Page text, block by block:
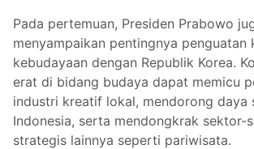
Pada pertemuan, Presiden Prabowo
menyampaikan pentingnya penguatan
kebudayaan dengan Republik Korea.
erat di bidang budaya dapat memicu
industri kreatif lokal, mendorong daya
Indonesia, serta mendongkrak sektor-
strategis lainnya seperti pariwisata.